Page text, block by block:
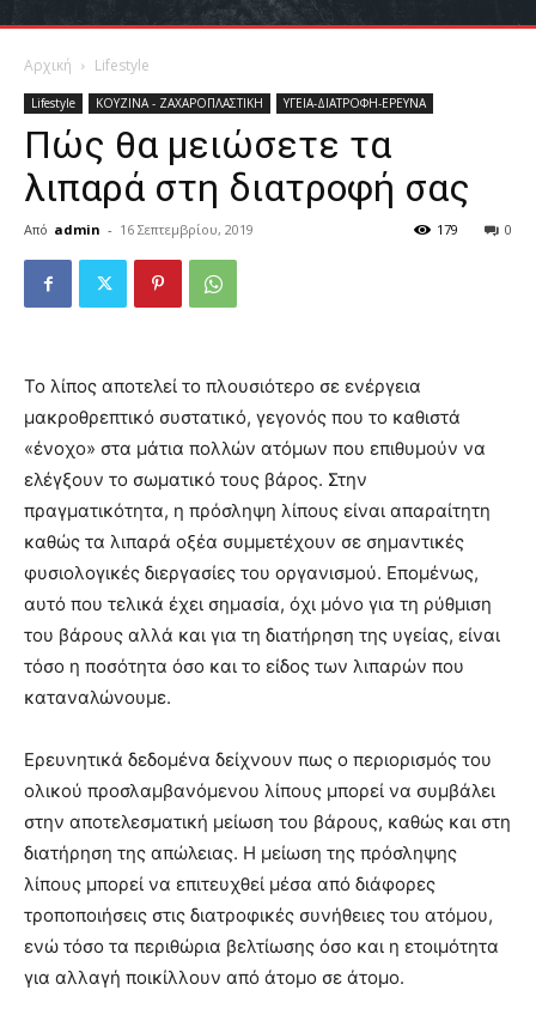
Αρχική Lifestyle
Lifestyle ΚΟΥΖΙΝΑ - ΖΑΧΑΡΟΠΛΑΣΤΙΚΗ ΥΓΕΙΑ-ΔΙΑΤΡΟΦΗ-ΕΡΕΥΝΑ
Πώς θα μειώσετε τα
λιπαρά στη διατροφή σας
Από admin - 16 Σεπτεμβρίου, 2019 0
179
Το λίπος αποτελεί το πλουσιότερο σε ενέργεια
μακροθρεπτικό συστατικό, γεγονός που το καθιστά
«ένοχο» στα μάτια πολλών ατόμων που επιθυμούν να
ελέγξουν το σωματικό τους βάρος. Στην
πραγματικότητα, η πρόσληψη λίπους είναι απαραίτητη
καθώς τα λιπαρά οξέα συμμετέχουν σε σημαντικές
φυσιολογικές διεργασίες του οργανισμού. Επομένως,
αυτό που τελικά έχει σημασία, όχι μόνο για τη ρύθμιση
του βάρους αλλά και για τη διατήρηση της υγείας, είναι
τόσο η ποσότητα όσο και το είδος των λιπαρών που
καταναλώνουμε.
Ερευνητικά δεδομένα δείχνουν πως ο περιορισμός του
ολικού προσλαμβανόμενου λίπους μπορεί να συμβάλει
στην αποτελεσματική μείωση του βάρους, καθώς και στη
διατήρηση της απώλειας. Η μείωση της πρόσληψης
λίπους μπορεί να επιτευχθεί μέσα από διάφορες
τροποποιήσεις στις διατροφικές συνήθειες του ατόμου,
ενώ τόσο τα περιθώρια βελτίωσης όσο και η ετοιμότητα
για αλλαγή ποικίλλουν από άτομο σε άτομο.